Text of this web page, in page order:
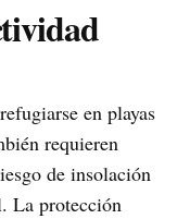
en playas
requieren
de insolación
La protección